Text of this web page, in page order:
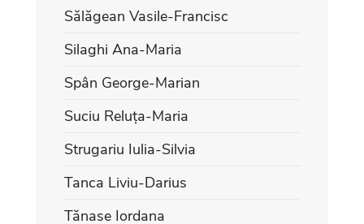
Sălăgean Vasile-Francisc
Silaghi Ana-Maria
Spân George-Marian
Suciu Reluța-Maria
Strugariu Iulia-Silvia
Tanca Liviu-Darius
Tănase Iordana